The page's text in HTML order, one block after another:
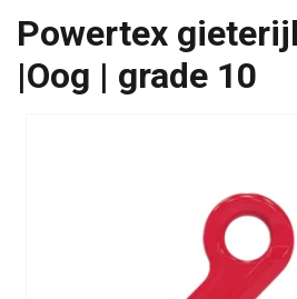
Powertex
|Oog | grade 10